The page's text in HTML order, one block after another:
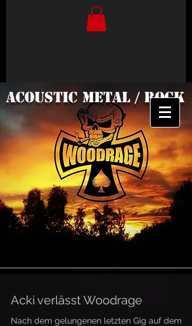
Acoustic Metal / Rock
Acki verlässt Woodrage
Nach dem gelungenen letzten Gig auf dem